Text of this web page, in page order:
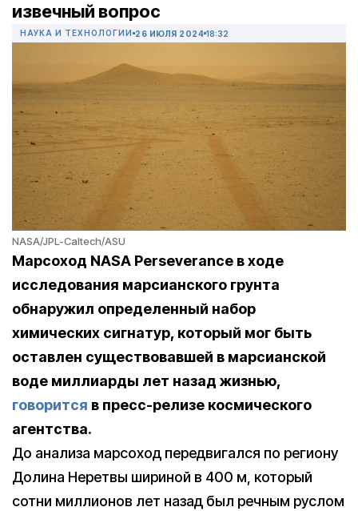
извечный вопрос
НАУКА И ТЕХНОЛОГИИ 26 ИЮЛЯ 2024 18:32
NASA/JPL-Caltech/ASU
Марсоход NASA Perseverance в ходе
исследования марсианского грунта
обнаружил определенный набор
химических сигнатур, который мог быть
оставлен существовавшей в марсианской
воде миллиарды лет назад жизнью,
говорится в пресс-релизе космического
агентства.
До анализа марсоход передвигался по региону
Долина Неретвы шириной в 400 м, который
сотни миллионов лет назад был речным руслом